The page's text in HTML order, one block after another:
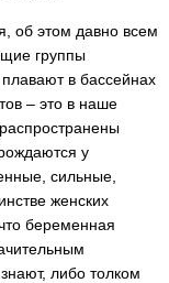
об этом давно всем
группы
в бассейнах
– это в наше
у
сильные,
женских
беременная
либо толком